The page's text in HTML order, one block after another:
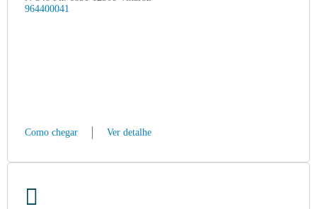
964400041
Como chegar Ver detalhe